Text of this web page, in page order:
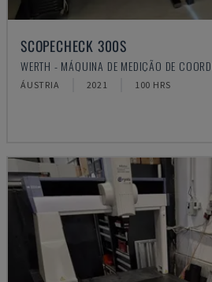
SCOPECHECK 300S
WERTH - MÁQUINA DE MEDIÇÃO DE
ÁUSTRIA 2021 100 HRS